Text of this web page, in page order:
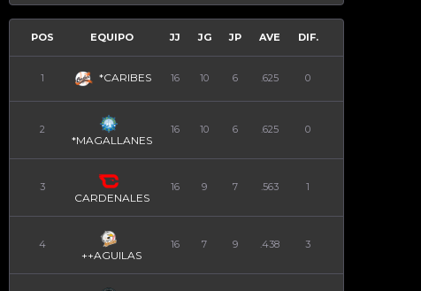
POS EQUIPO JJ JG JP AVE DIF.
1 *CARIBES 16 10 6 .625 0
2
*MAGALLANES
16 10 6 .625 0
3
CARDENALES
16 9 7 .563 1
4
++AGUILAS
16 7 9 .438 3